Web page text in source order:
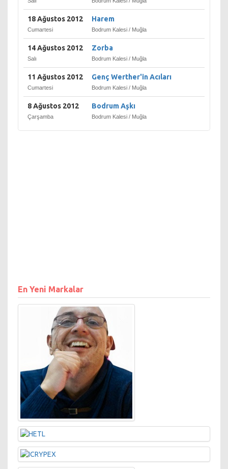
18 Ağustos 2012
Cumartesi
Harem
Bodrum Kalesi / Muğla
14 Ağustos 2012
Salı
Zorba
Bodrum Kalesi / Muğla
11 Ağustos 2012
Cumartesi
Genç Werther'in Acıları
Bodrum Kalesi / Muğla
8 Ağustos 2012
Çarşamba
Bodrum Aşkı
Bodrum Kalesi / Muğla
En Yeni Markalar